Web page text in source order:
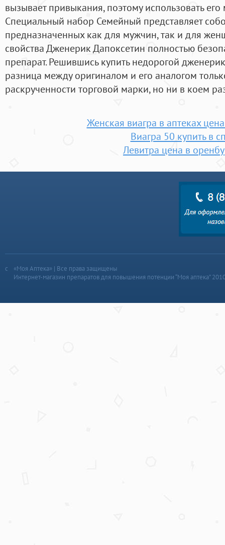
вызывает привыкания, поэтому использовать
Специальный набор Семейный представляет
предназначенных как для мужчин, так и для
свойства Дженерик Дапоксетин полностью
препарат. Решившись купить недорогой
разница между оригиналом и его аналогом
раскрученности торговой марки, но ни в коем
Женская виагра в аптеках
Виагра 50 купить в
Левитра цена в
«Моя Аптека» | Все права защищены
Интернет-магазин препаратов для повышения потенции “Моя аптека”